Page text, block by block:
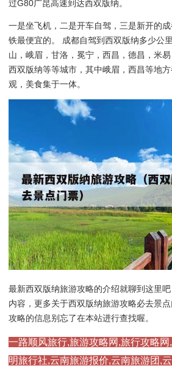
过G80广昆高速到达西双版纳。
一是坐飞机，二是开车自驾，三是新开的
铁最便宜的。 成都自驾到西双版纳多少公
山，峨眉，甘洛，冕宁，西昌，德昌，米
西双版纳等等城市，其中峨眉，西昌等地
观，美食集于一体。
最新西双版纳旅游攻略的介绍就聊到这里
内容，更多关于西双版纳旅游攻略必去景
攻略的信息别忘了在本站进行查找喔。
一路顺风旅行,旅游攻略网,旅行攻略
明旅行社,云南旅游报价,云南旅游团,